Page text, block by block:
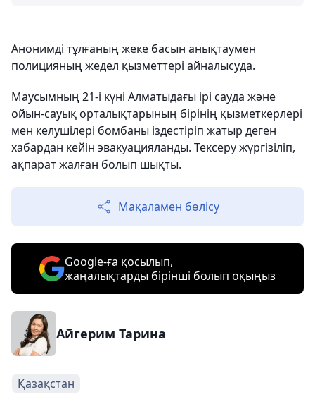
Анонимді тұлғаның жеке басын анықтаумен
полицияның жедел қызметтері айналысуда.
Маусымның 21-і күні Алматыдағы ірі сауда және
ойын-сауық орталықтарының бірінің қызметкерлері
мен келушілері бомбаны іздестіріп жатыр деген
хабардан кейін эвакуацияланды. Тексеру жүргізіліп,
ақпарат жалған болып шықты.
Мақаламен бөлісу
Google-ға қосылып,
жаңалықтарды бірінші болып оқыңыз
Айгерим Тарина
Қазақстан